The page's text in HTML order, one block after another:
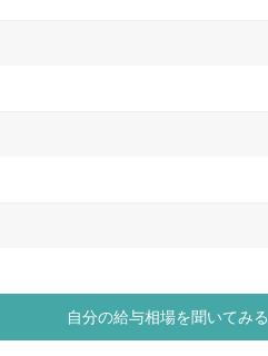
自分の給与相場を聞いてみる